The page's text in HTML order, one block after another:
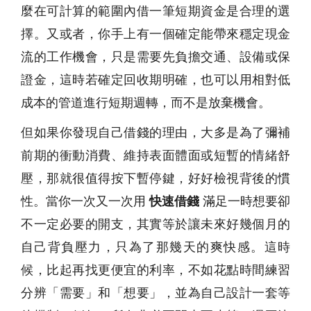
麼在可計算的範圍內借一筆短期資金是合理的選
擇。又或者，你手上有一個確定能帶來穩定現金
流的工作機會，只是需要先負擔交通、設備或保
證金，這時若確定回收期明確，也可以用相對低
成本的管道進行短期週轉，而不是放棄機會。
但如果你發現自己借錢的理由，大多是為了彌補
前期的衝動消費、維持表面體面或短暫的情緒舒
壓，那就很值得按下暫停鍵，好好檢視背後的慣
性。當你一次又一次用快速借錢 滿足一時想要卻
不一定必要的開支，其實等於讓未來好幾個月的
自己背負壓力，只為了那幾天的爽快感。這時
候，比起再找更便宜的利率，不如花點時間練習
分辨「需要」和「想要」，並為自己設計一套等